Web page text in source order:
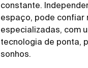
constante.
espaço, pode confiar
especializadas, com
tecnologia de ponta,
sonhos.